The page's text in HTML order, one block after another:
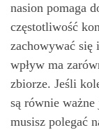
nasion pomaga
częstotliwość
zachowywać się
wpływ ma
zbiorze. Jeśli
są równie
musisz polegać